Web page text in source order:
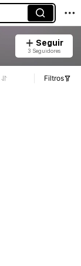
Seguir
3 Seguidores
Filtros